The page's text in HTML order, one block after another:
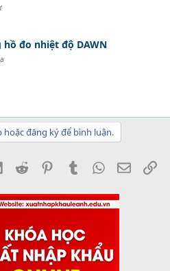
đo nhiệt độ DAWN
hoặc đăng ký để bình luận.
LinkedInReddit PinterestTumblrWhatsApp
Email